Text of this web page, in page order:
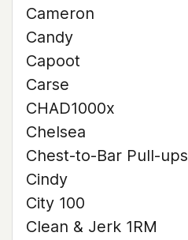
Cameron
Candy
Capoot
Carse
CHAD1000x
Chelsea
Chest-to-Bar Pull-ups
Cindy
City 100
Clean & Jerk 1RM